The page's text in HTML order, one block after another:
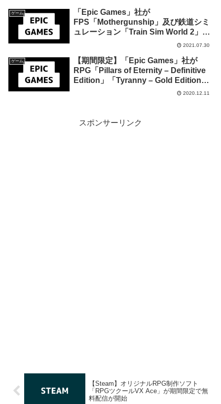
ゲーム
「Epic Games」社が
FPS「Mothergunship」及び鉄道シミ
ュレーション「Train Sim World 2」を
来週2021年8月5日終日までの1週間限
2021.07.30
ゲーム
【期間限定】「Epic Games」社が
RPG「Pillars of Eternity – Definitive
Edition」「Tyranny – Gold Edition」
2020.12.11
スポンサーリンク
【Steam】オリジナルRPG制作ソフト
「RPGツクールVX Ace」が期間限定で無
料配信が開始